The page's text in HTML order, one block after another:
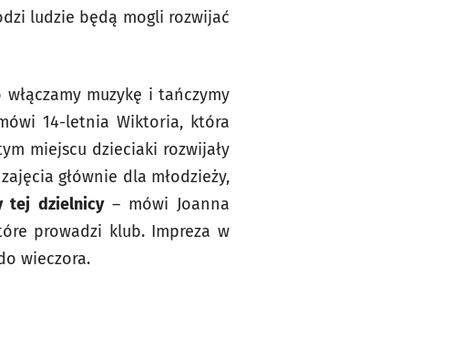
ludzie będą mogli rozwijać
muzykę i tańczymy
14-letnia Wiktoria, która
miejscu dzieciaki rozwijały
głównie dla młodzieży,
tej dzielnicy– mówi Joanna
prowadzi klub. Impreza w
wieczora.